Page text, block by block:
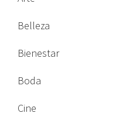
Belleza
Bienestar
Boda
Cine